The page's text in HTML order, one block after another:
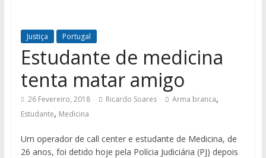
Justiça Portugal
Estudante de medicina
tenta matar amigo
26 Fevereiro, 2018 Ricardo Soares Arma branca,
Estudante, Medicina
Um operador de call center e estudante de Medicina, de
26 anos, foi detido hoje pela Polícia Judiciária (PJ) depois